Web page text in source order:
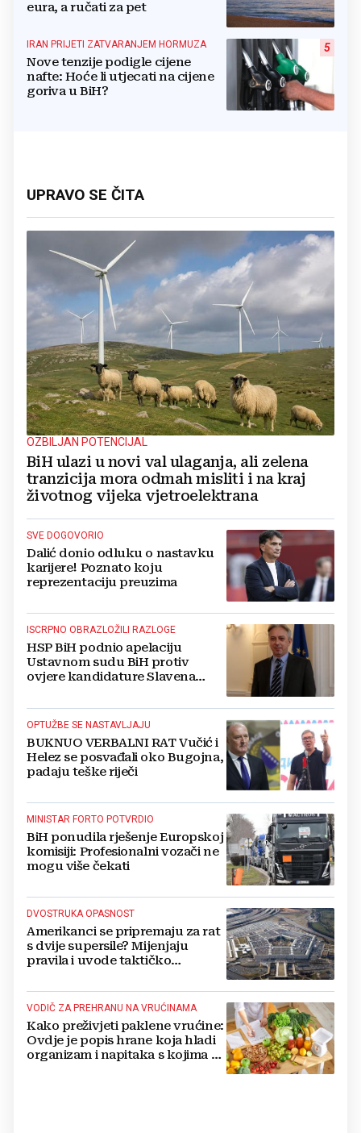
eura, a ručati za pet
5
IRAN PRIJETI ZATVARANJEM HORMUZA
Nove tenzije podigle cijene
nafte: Hoće li utjecati na cijene
goriva u BiH?
UPRAVO SE ČITA
OZBILJAN POTENCIJAL
BiH ulazi u novi val ulaganja, ali zelena
tranzicija mora odmah misliti i na kraj
životnog vijeka vjetroelektrana
SVE DOGOVORIO
Dalić donio odluku o nastavku
karijere! Poznato koju
reprezentaciju preuzima
ISCRPNO OBRAZLOŽILI RAZLOGE
HSP BiH podnio apelaciju
Ustavnom sudu BiH protiv
ovjere kandidature Slavena
OPTUŽBE SE NASTAVLJAJU
BUKNUO VERBALNI RAT Vučić i
Helez se posvađali oko Bugojna,
padaju teške riječi
MINISTAR FORTO POTVRDIO
BiH ponudila rješenje Europskoj
komisiji: Profesionalni vozači ne
mogu više čekati
DVOSTRUKA OPASNOST
Amerikanci se pripremaju za rat
s dvije supersile? Mijenjaju
pravila i uvode taktičko
VODIČ ZA PREHRANU NA VRUĆINAMA
Kako preživjeti paklene vrućine:
Ovdje je popis hrane koja hladi
organizam i napitaka s kojima si